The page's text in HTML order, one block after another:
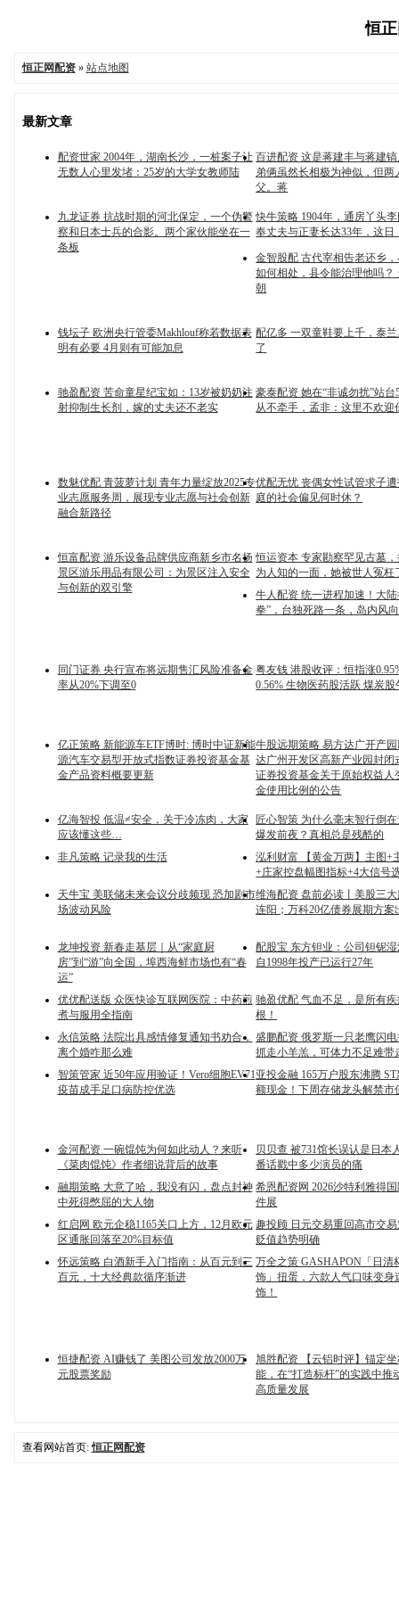
恒
恒正网配资» 站点地图
最新文章
配资世家 2004年，湖南长沙，一桩案子让
无数人心里发堵：25岁的大学女教师陆
百进配资 这是蒋建丰与蒋建
弟俩虽然长相极为神似，但两
父。蒋
九龙证券 抗战时期的河北保定，一个伪警
察和日本士兵的合影。两个家伙能坐在一
条板
快牛策略 1904年，通房丫头
奉丈夫与正妻长达33年，这日
金智股配 古代宰相告老还乡
如何相处，县令能治理他吗？
朝
钱坛子 欧洲央行管委Makhlouf称若数据表
明有必要 4月则有可能加息
配亿多 一双童鞋要上千，泰
了
驰盈配资 苦命童星纪宝如：13岁被奶奶注
射抑制生长剂，嫁的丈夫还不老实
豪泰配资 她在“非诚勿扰”站台
从不牵手，孟非：这里不欢迎
数魅优配 青菠萝计划 青年力量绽放2025专
业志愿服务周，展现专业志愿与社会创新
融合新路径
优配无忧 丧偶女性试管求子
庭的社会偏见何时休？
恒富配资 游乐设备品牌供应商新乡市名扬
景区游乐用品有限公司：为景区注入安全
与创新的双引擎
恒运资本 专家勘察罕见古墓
为人知的一面，她被世人冤枉
牛人配资 统一进程加速！大
拳”，台独死路一条，岛内风
同门证券 央行宣布将远期售汇风险准备金
率从20%下调至0
粤友钱 港股收评：恒指涨
0.56% 生物医药股活跃 煤炭
亿正策略 新能源车ETF博时: 博时中证新能
源汽车交易型开放式指数证券投资基金基
金产品资料概要更新
牛股远期策略 易方达广开产园
达广州开发区高新产业园封闭
证券投资基金关于原始权益人
金使用比例的公告
亿海智投 低温≠安全，关于冷冻肉，大家
应该懂这些…
匠心智策 为什么毫末智行倒
爆发前夜？真相总是残酷的
非凡策略 记录我的生活
泓利财富 【黄金万两】主图+
+庄家控盘幅图指标+4大信号
天牛宝 美联储未来会议分歧频现 恐加剧市
场波动风险
维海配资 盘前必读丨美股三
连阳；万科20亿债券展期方案
龙坤投资 新春走基层｜从“家庭厨
房”到“游”向全国，埠西海鲜市场也有“春
运”
配股宝 东方钽业：公司钽铌
自1998年投产已运行27年
优优配送版 众医快诊互联网医院：中药煎
煮与服用全指南
驰盈优配 气血不足，是所有
根！
永信策略 法院出具感情修复通知书劝合，
离个婚咋那么难
盛鹏配资 俄罗斯一只老鹰闪
抓走小羊羔，可体力不足难带
智策管家 近50年应用验证！Vero细胞EV71
疫苗成手足口病防控优选
亚投金融 165万户股东沸腾
额现金！下周存储龙头解禁市
金河配资 一碗馄饨为何如此动人？来听
《菜肉馄饨》作者细说背后的故事
贝贝查 被731馆长误认是日本
番话戳中多少演员的痛
融期策略 大意了哈，我没有闪，盘点封神
中死得憋屈的大人物
希恩配资网 2026沙特利雅得
件展
红启网 欧元企稳1165关口上方，12月欧元
区通胀回落至20%目标值
趣投顾 日元交易重回高市交
贬值趋势明确
怀远策略 白酒新手入门指南：从百元到三
百元，十大经典款循序渐进
万全之策 GASHAPON「日清
饰」扭蛋，六款人气口味变身
饰！
恒捷配资 AI赚钱了 美图公司发放2000万
元股票奖励
旭胜配资 【云铝时评】锚定
能，在“打造标杆”的实践中推
高质量发展
查看网站首页:恒正网配资